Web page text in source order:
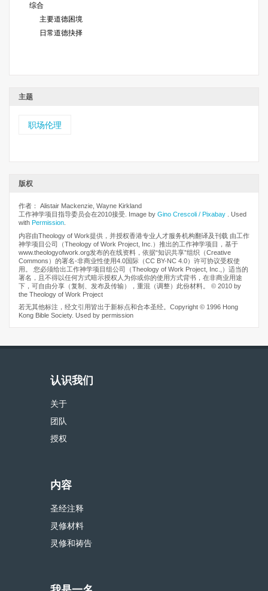
综合
主要道德困境
日常道德抉择
主题
职场伦理
版权
作者： Alistair Mackenzie, Wayne Kirkland
工作神学项目指导委员会在2010接受. Image by Gino Crescoli / Pixabay
. Used
with Permission
内容由Theology of Work提供，并授权香港专业人才服务机构翻译及刊载 由工作
神学项目公司（Theology of Work Project, Inc.）推出的工作神学项目，基于
www.theologyofwork.org发布的在线资料，依据“知识共享”组织（Creative
Commons）的署名-非商业性使用4.0国际（CC BY-NC 4.0）许可协议受权使
用。 您必须给出工作神学项目组公司（Theology of Work Project, Inc.,）适当的
署名，且不得以任何方式暗示授权人为你或你的使用方式背书，在非商业用途
下，可自由分享（复制、发布及传输），重混（调整）此份材料。 © 2010 by
the Theology of Work Project
若无其他标注，经文引用皆出于新标点和合本圣经。Copyright © 1996 Hong
Kong Bible Society. Used by permission
认识我们
关于
团队
授权
内容
圣经注释
灵修材料
灵修和祷告